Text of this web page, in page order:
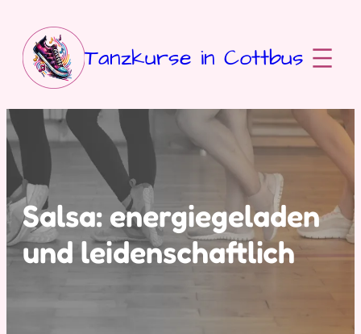
Inhalt
springen
Tanzkurse in Cottbus
Salsa: energiegeladen
und leidenschaftlich